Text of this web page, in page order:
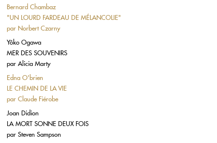
Bernard Chambaz
"UN LOURD FARDEAU DE MÉLANCOLIE"
par Norbert Czarny
Yôko Ogawa
MER DES SOUVENIRS
par Alicia Marty
Edna O'brien
LE CHEMIN DE LA VIE
par Claude Fiérobe
Joan Didion
LA MORT SONNE DEUX FOIS
par Steven Sampson